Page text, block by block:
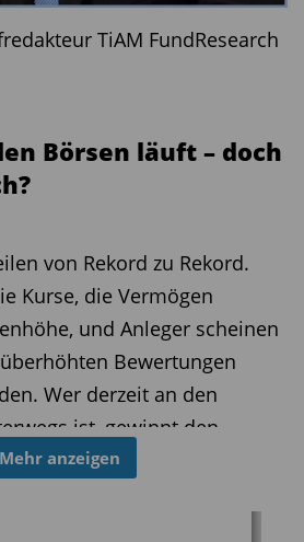
TiAM FundResearch
Börsen läuft – doch
von Rekord zu Rekord.
Kurse, die Vermögen
und Anleger scheinen
Bewertungen
Wer derzeit an den
ist, gewinnt den
kaum noch
Mehr anzeigen